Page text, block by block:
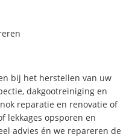
bij het herstellen van uw
dakgootreiniging en
reparatie en renovatie of
lekkages opsporen en
advies én we repareren de